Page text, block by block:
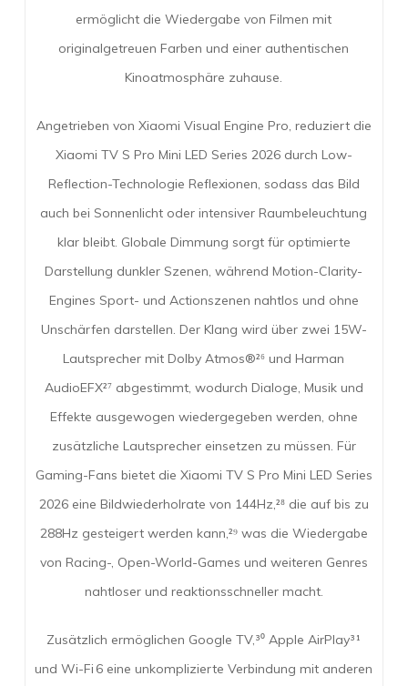
ermöglicht die Wiedergabe von Filmen mit
originalgetreuen Farben und einer authentischen
Kinoatmosphäre zuhause.
Angetrieben von Xiaomi Visual Engine Pro, reduziert die
Xiaomi TV S Pro Mini LED Series 2026 durch Low-
Reflection-Technologie Reflexionen, sodass das Bild
auch bei Sonnenlicht oder intensiver Raumbeleuchtung
klar bleibt. Globale Dimmung sorgt für optimierte
Darstellung dunkler Szenen, während Motion-Clarity-
Engines Sport- und Actionszenen nahtlos und ohne
Unschärfen darstellen. Der Klang wird über zwei 15W-
Lautsprecher mit Dolby Atmos®²⁶ und Harman
AudioEFX²⁷ abgestimmt, wodurch Dialoge, Musik und
Effekte ausgewogen wiedergegeben werden, ohne
zusätzliche Lautsprecher einsetzen zu müssen. Für
Gaming-Fans bietet die Xiaomi TV S Pro Mini LED Series
2026 eine Bildwiederholrate von 144Hz,²⁸ die auf bis zu
288Hz gesteigert werden kann,²⁹ was die Wiedergabe
von Racing-, Open-World-Games und weiteren Genres
nahtloser und reaktionsschneller macht.
Zusätzlich ermöglichen Google TV,³⁰ Apple AirPlay³¹
und Wi-Fi 6 eine unkomplizierte Verbindung mit anderen